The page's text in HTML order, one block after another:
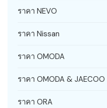
ราคา NEVO
ราคา Nissan
ราคา OMODA
ราคา OMODA & JAECOO
ราคา ORA